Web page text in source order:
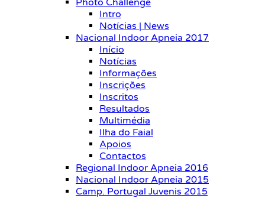
Photo Challenge
Intro
Notícias | News
Nacional Indoor Apneia 2017
Início
Notícias
Informações
Inscrições
Inscritos
Resultados
Multimédia
Ilha do Faial
Apoios
Contactos
Regional Indoor Apneia 2016
Nacional Indoor Apneia 2015
Camp. Portugal Juvenis 2015